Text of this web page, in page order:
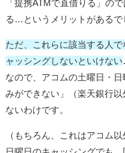
「提携ATMで直借りる」の
る…というメリットがあるで
ただ、これらに該当する人
ャッシングしないといけない
なので、アコムの土曜日・
みができない」（楽天銀行
ないわけです。
（もちろん、これはアコム